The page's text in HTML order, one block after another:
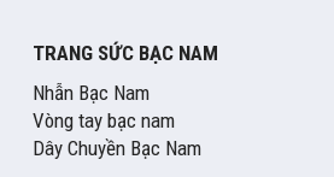
TRANG SỨC BẠC NAM
Nhẫn Bạc Nam
Vòng tay bạc nam
Dây Chuyền Bạc Nam